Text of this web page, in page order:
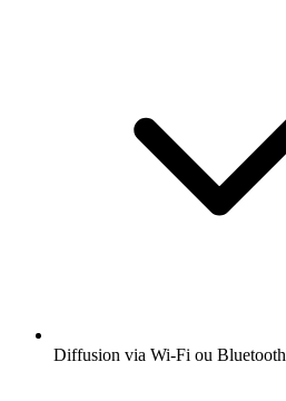
Diffusion via Wi-Fi ou Bluetooth